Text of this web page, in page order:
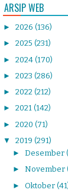
ARSIP WEB
► 2026 (136)
► 2025 (231)
► 2024 (170)
► 2023 (286)
► 2022 (212)
► 2021 (142)
► 2020 (71)
▼ 2019 (291)
► Desember
► November
► Oktober